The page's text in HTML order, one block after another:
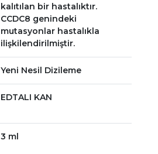
kalıtılan bir hastalıktır.
CCDC8 genindeki
mutasyonlar hastalıkla
ilişkilendirilmiştir.
Yeni Nesil Dizileme
EDTALI KAN
3 ml